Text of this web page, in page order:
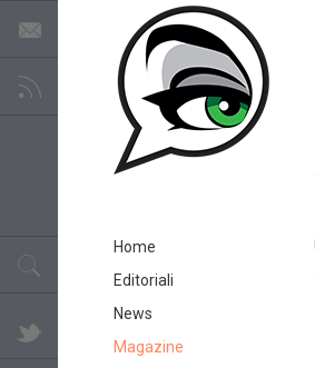
Home
Editoriali
News
Magazine